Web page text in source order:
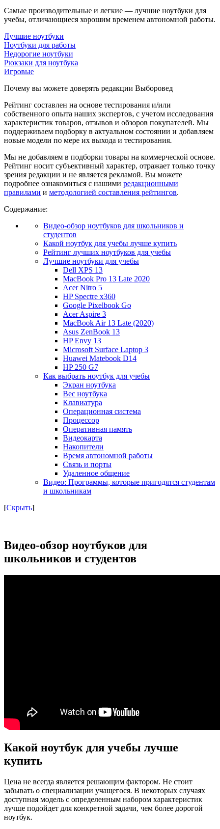
Самые производительные и легкие — лучшие ноутбуки для
учебы, отличающиеся хорошим временем автономной работы.
Лучшие ноутбуки
Ноутбуки для работы
Недорогие ноутбуки
Рюкзаки для ноутбука
Игровые
Почему вы можете доверять редакции Выборовед
Рейтинг составлен на основе тестирования и/или
собственного опыта наших экспертов, с учетом исследования
характеристик товаров, отзывов и обзоров покупателей. Мы
поддерживаем подборку в актуальном состоянии и добавляем
новые модели по мере их выхода и тестирования.
Мы не добавляем в подборки товары на коммерческой основе.
Рейтинг носит субъективный характер, отражает только точку
зрения редакции и не является рекламой. Вы можете
подробнее ознакомиться с нашими редакционными
правилами и методологией составления рейтингов.
Содержание:
Видео-обзор ноутбуков для школьников и
студентов
Какой ноутбук для учебы лучше купить
Рейтинг лучших ноутбуков для учебы
Лучшие ноутбуки для учебы
Dell XPS 13
MacBook Pro 13 Late 2020
Acer Nitro 5
HP Spectre x360
Google Pixelbook Go
Acer Aspire 3
MacBook Air 13 Late (2020)
Asus ZenBook 13
HP Envy 13
Microsoft Surface Laptop 3
Huawei Matebook D14
HP 250 G7
Как выбрать ноутбук для учебы
Экран ноутбука
Вес ноутбука
Клавиатура
Операционная система
Процессор
Оперативная память
Видеокарта
Накопители
Время автономной работы
Связь и порты
Удаленное общение
Видео: Программы, которые пригодятся студентам
и школьникам
[Скрыть]
Видео-обзор ноутбуков для
школьников и студентов
Какой ноутбук для учебы лучше
купить
Цена не всегда является решающим фактором. Не стоит
забывать о специализации учащегося. В некоторых случаях
доступная модель с определенным набором характеристик
лучше подойдет для конкретной задачи, чем более дорогой
ноутбук.